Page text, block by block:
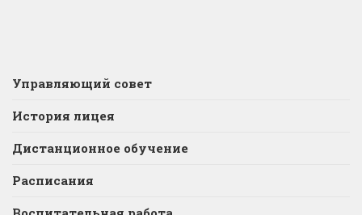
Управляющий совет
История лицея
Дистанционное обучение
Расписания